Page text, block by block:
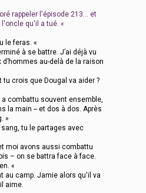
rappeler l'épisode 213… et
qu'il a tué. «
le feras. «
à se battre. J’ai déjà vu
au-delà de la raison
tu crois que Dougal va aider ?
a combattu souvent ensemble,
la main -- et dos à dos. Après
»
sang, tu le partages avec
moi avons aussi combattu
– on se battra face à face.
«
au camp. Jamie alors qu'il va
aime.